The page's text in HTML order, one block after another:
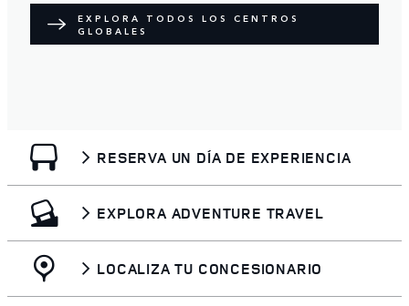
EXPLORA TODOS LOS CENTROS
GLOBALES
RESERVA UN DÍA DE EXPERIENCIA
EXPLORA ADVENTURE TRAVEL
LOCALIZA TU CONCESIONARIO